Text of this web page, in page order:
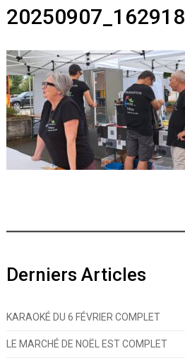
20250907_162918
Derniers Articles
KARAOKÉ DU 6 FÉVRIER COMPLET
LE MARCHÉ DE NOËL EST COMPLET